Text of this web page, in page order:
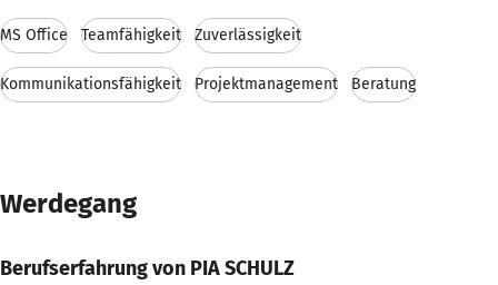
MS Office Teamfähigkeit Zuverlässigkeit
Kommunikationsfähigkeit Projektmanagement Beratung
Werdegang
Berufserfahrung von PIA SCHULZ